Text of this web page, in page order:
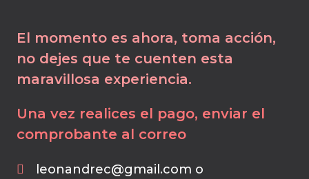
El momento es ahora, toma acción,
no dejes que te cuenten esta
maravillosa experiencia.
Una vez realices el pago, enviar el
comprobante al correo
leonandrec@gmail.com o